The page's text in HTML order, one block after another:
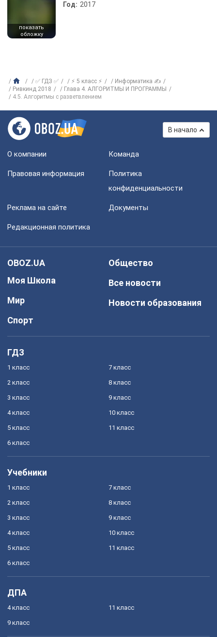
показать
обложку
Год: 2017
✅ ГДЗ ✅ ⚡ 5 класс ⚡
Информатика ✍
Ривкинд 2018
Глава 4. АЛГОРИТМЫ И ПРОГРАММЫ
4.5. Алгоритмы с разветвлением
В начало
О компании Команда
Правовая информация
Политика
конфиденциальности
Реклама на сайте Документы
Редакционная политика
OBOZ.UA
Моя Школа
Мир
Спорт
Общество
Все новости
Новости образования
ГДЗ
1 класс
2 класс
3 класс
4 класс
5 класс
6 класс
7 класс
8 класс
9 класс
10 класс
11 класс
Учебники
1 класс
2 класс
3 класс
4 класс
5 класс
6 класс
7 класс
8 класс
9 класс
10 класс
11 класс
ДПА
4 класс
9 класс
11 класс